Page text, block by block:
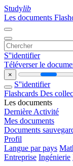
Studylib
Les documents
S''identifier
Téléverser le
×
S''identifier
Flashcards Des
Les documents
Dernière Activité
Mes documents
Documents
Profil
Langue par pays
Entreprise Ingénierie